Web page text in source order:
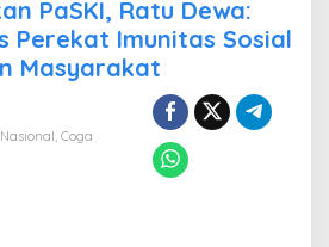
PaSKI, Ratu Dewa:
Perekat Imunitas Sosial
Masyarakat
Coga